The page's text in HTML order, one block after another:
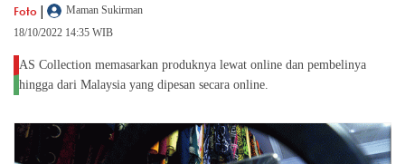
Foto |
Maman Sukirman
18/10/2022 14:35 WIB
AS Collection memasarkan produknya lewat online dan pembelinya
hingga dari Malaysia yang dipesan secara online.